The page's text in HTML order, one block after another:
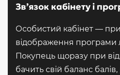
Зв’язок кабінету і
Особистий кабінет —
відображення програми
Покупець щоразу при
бачить свій баланс